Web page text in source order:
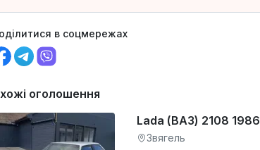
в соцмережах
оголошення
Lada (ВАЗ) 2108 1986
Звягель